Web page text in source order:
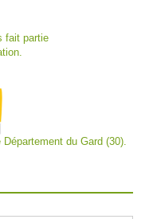
fait partie
du Gard (30).